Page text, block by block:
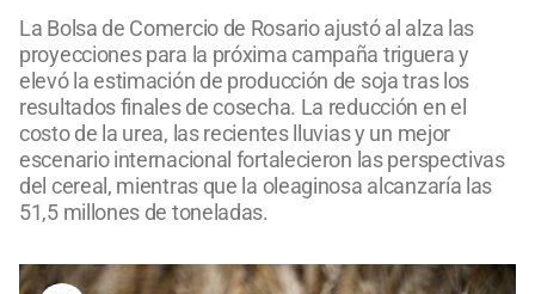
La Bolsa de Comercio de Rosario ajustó al alza las
proyecciones para la próxima campaña triguera y
elevó la estimación de producción de soja tras los
resultados finales de cosecha. La reducción en el
costo de la urea, las recientes lluvias y un mejor
escenario internacional fortalecieron las perspectivas
del cereal, mientras que la oleaginosa alcanzaría las
51,5 millones de toneladas.